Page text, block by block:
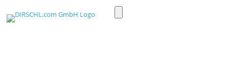
light/dark